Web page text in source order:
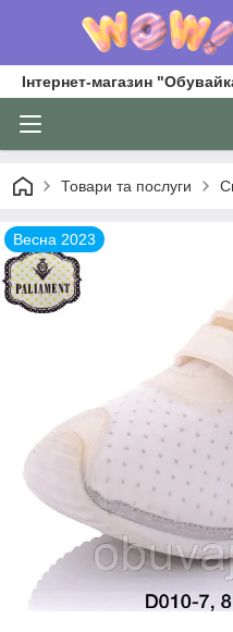
Інтернет-магазин
Товари та послуги
Весна 2023